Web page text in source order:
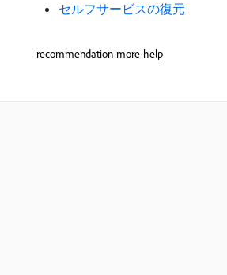
セルフサービスの復元
recommendation-more-help